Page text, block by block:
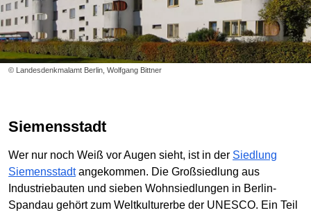
© Landesdenkmalamt Berlin, Wolfgang Bittner
Siemensstadt
Wer nur noch Weiß vor Augen sieht, ist in der Siedlung
Siemensstadtangekommen. Die Großsiedlung aus
Industriebauten und sieben Wohnsiedlungen in Berlin-
Spandau gehört zum Weltkulturerbe der UNESCO. Ein Teil